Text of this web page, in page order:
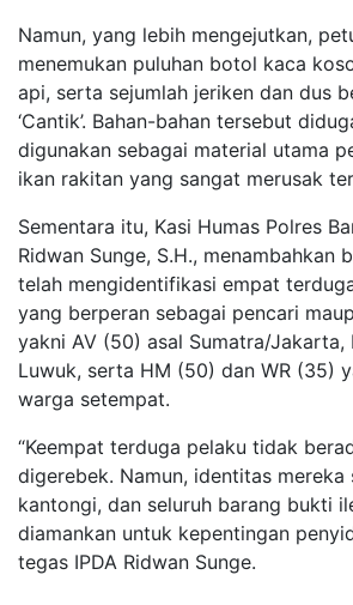
Namun, yang lebih mengejutkan,
menemukan puluhan botol kaca
api, serta sejumlah jeriken dan dus
‘Cantik’. Bahan-bahan tersebut
digunakan sebagai material utama
ikan rakitan yang sangat merusak
Sementara itu, Kasi Humas Polres
Ridwan Sunge, S.H., menambahkan
telah mengidentifikasi empat
yang berperan sebagai pencari
yakni AV (50) asal Sumatra/Jakarta,
Luwuk, serta HM (50) dan WR (35)
warga setempat.
“Keempat terduga pelaku tidak
digerebek. Namun, identitas mereka
kantongi, dan seluruh barang bukti
diamankan untuk kepentingan
tegas IPDA Ridwan Sunge.